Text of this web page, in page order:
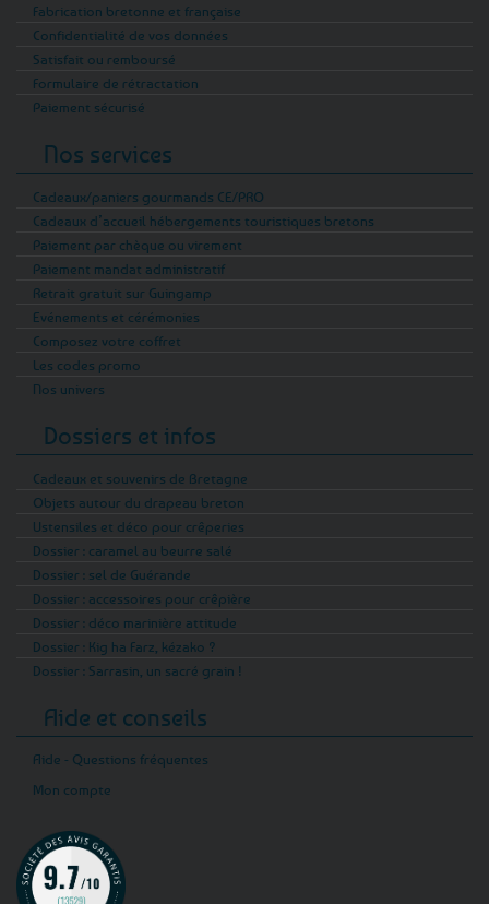
Fabrication bretonne et française
Confidentialité de vos données
Satisfait ou remboursé
Formulaire de rétractation
Paiement sécurisé
Nos services
Cadeaux/paniers gourmands CE/PRO
Cadeaux d’accueil hébergements touristiques bretons
Paiement par chèque ou virement
Paiement mandat administratif
Retrait gratuit sur Guingamp
Evénements et cérémonies
Composez votre coffret
Les codes promo
Nos univers
Dossiers et infos
Cadeaux et souvenirs de Bretagne
Objets autour du drapeau breton
Ustensiles et déco pour crêperies
Dossier : caramel au beurre salé
Dossier : sel de Guérande
Dossier : accessoires pour crêpière
Dossier : déco marinière attitude
Dossier : Kig ha Farz, kézako ?
Dossier : Sarrasin, un sacré grain !
Aide et conseils
Aide - Questions fréquentes
Mon compte